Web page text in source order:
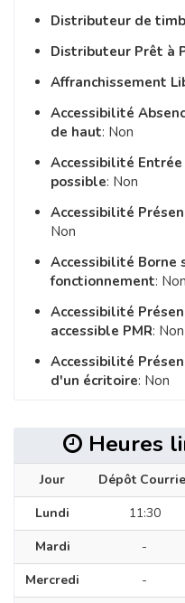
Distributeur de
Distributeur Prêt à
Affranchissement
Accessibilité
de haut: Non
Accessibilité
possible: Non
Accessibilité
Non
Accessibilité Borne
fonctionnement: Non
Accessibilité
accessible PMR: Non
Accessibilité
d'un écritoire: Non
Heures
Jour Dépôt
Lundi
11:30
Mardi
-
Mercredi
-